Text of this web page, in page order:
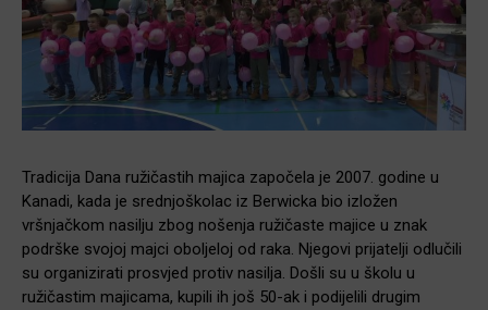
Tradicija Dana ružičastih majica započela je 2007. godine u
Kanadi, kada je srednjoškolac iz Berwicka bio izložen
vršnjačkom nasilju zbog nošenja ružičaste majice u znak
podrške svojoj majci oboljeloj od raka. Njegovi prijatelji odlučili
su organizirati prosvjed protiv nasilja. Došli su u školu u
ružičastim majicama, kupili ih još 50-ak i podijelili drugim